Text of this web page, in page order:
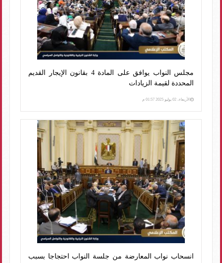
مجلس النواب يوافق على المادة 4 بقانون الإيجار القديم
المحددة لقيمة الزيادات
الأربعاء، 02 يوليو 2025 01:57 م
انسحاب نواب المعارضة من جلسة النواب احتجاجا بسبب